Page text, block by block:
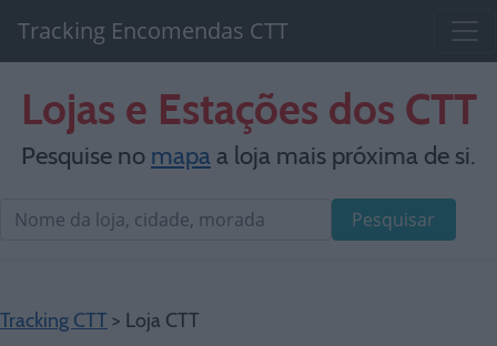
Tracking Encomendas CTT
Lojas e Estações dos CTT
Pesquise no mapaa loja mais próxima de si.
Pesquisar
Tracking CTT > Loja CTT